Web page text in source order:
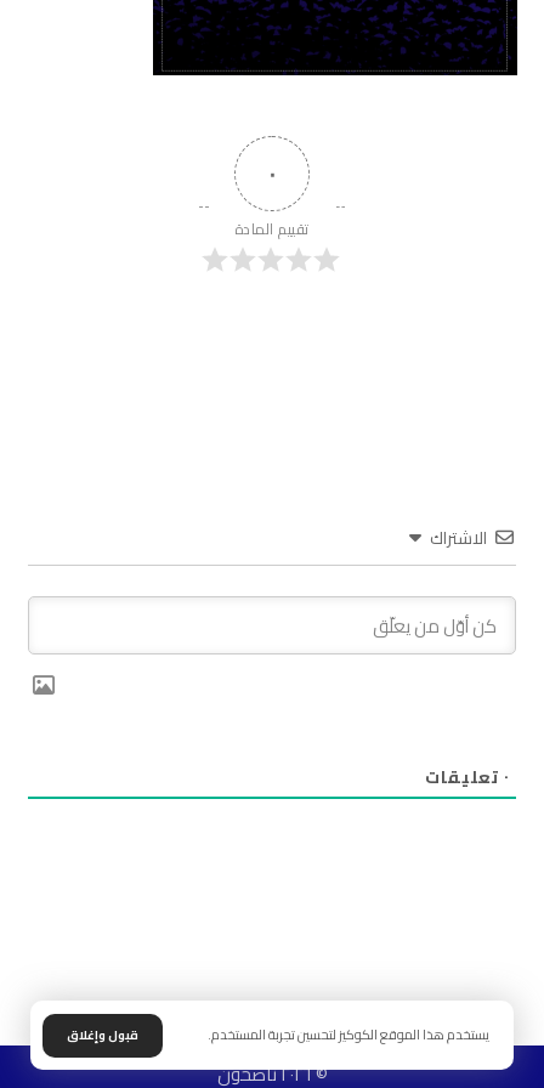
٠
تقييم المادة
الاشتراك
٠ تعليقات
© ٢٠٢٦ ناصحون
يستخدم هذا الموقع الكوكيز لتحسين تجربة المستخدم. قبول وإغلاق